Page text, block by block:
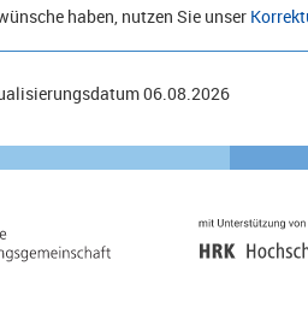
haben, nutzen Sie unser
06.08.2026